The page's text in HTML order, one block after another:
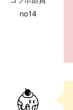
no14